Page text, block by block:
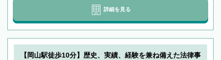
詳細を見る
【岡山駅徒歩10分】歴史、実績、経験を兼ね備えた法律事